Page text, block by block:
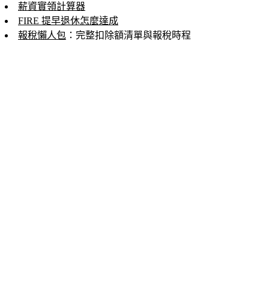
薪資實領計算器
FIRE 提早退休怎麼達成
報稅懶人包 ：完整扣除額清單與報稅時程